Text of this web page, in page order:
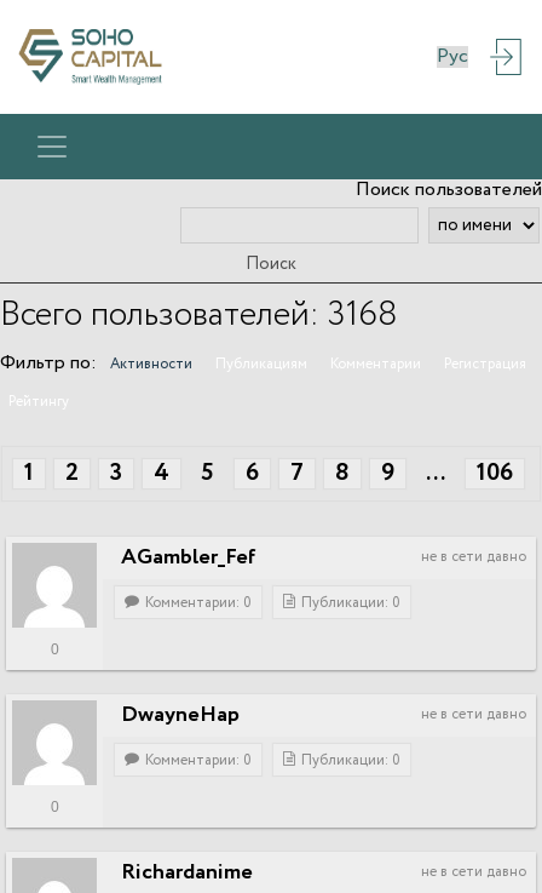
Поиск пользователей
Всего пользователей: 3168
Фильтр по: Активности Публикациям Комментарии
Регистрация
Рейтингу
1 2 3 4 5 6 7 8 9 ... 106
не в сети давно
AGambler_Fef
0
Комментарии: 0 Публикации: 0
не в сети давно
DwayneHap
0
Комментарии: 0 Публикации: 0
не в сети давно
Richardanime